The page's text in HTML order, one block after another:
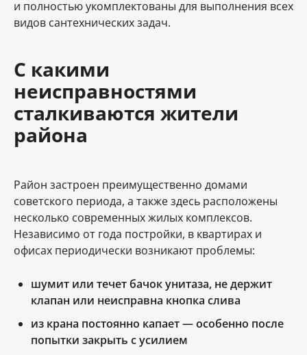
и полностью укомплектованы для выполнения всех
видов сантехнических задач.
С какими
неисправностями
сталкиваются жители
района
Район застроен преимущественно домами
советского периода, а также здесь расположены
несколько современных жилых комплексов.
Независимо от года постройки, в квартирах и
офисах периодически возникают проблемы:
шумит или течет бачок унитаза, не держит
клапан или неисправна кнопка слива
из крана постоянно капает — особенно после
попытки закрыть с усилием